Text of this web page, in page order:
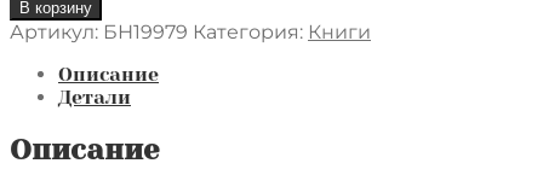
Шахматный
букварь
В корзину
Артикул: БН19979 Категория: Книги
Описание
Детали
Описание